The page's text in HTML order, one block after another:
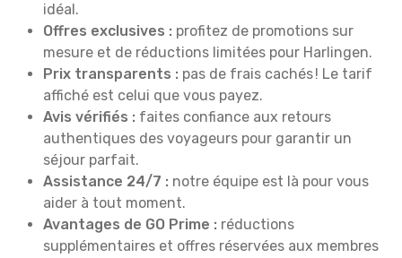
idéal.
Offres exclusives : profitez de promotions sur
mesure et de réductions limitées pour Harlingen.
Prix transparents : pas de frais cachés ! Le tarif
affiché est celui que vous payez.
Avis vérifiés : faites confiance aux retours
authentiques des voyageurs pour garantir un
séjour parfait.
Assistance 24/7 : notre équipe est là pour vous
aider à tout moment.
Avantages de GO Prime : réductions
supplémentaires et offres réservées aux membres